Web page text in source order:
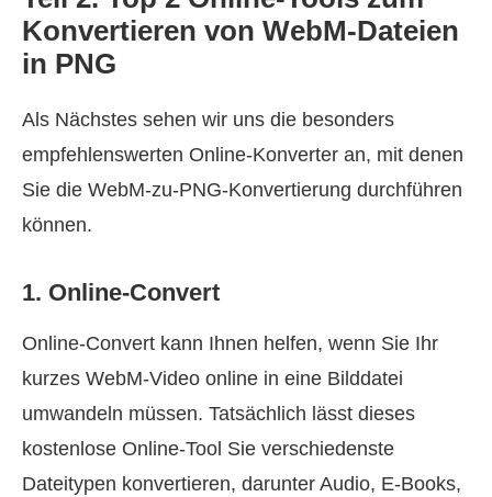
Konvertieren von WebM‑Dateien
in PNG
Als Nächstes sehen wir uns die besonders
empfehlenswerten Online‑Konverter an, mit denen
Sie die WebM‑zu‑PNG‑Konvertierung durchführen
können.
1. Online-Convert
Online-Convert kann Ihnen helfen, wenn Sie Ihr
kurzes WebM‑Video online in eine Bilddatei
umwandeln müssen. Tatsächlich lässt dieses
kostenlose Online‑Tool Sie verschiedenste
Dateitypen konvertieren, darunter Audio, E‑Books,